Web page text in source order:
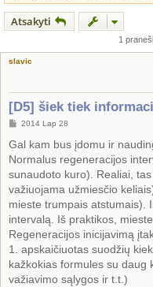
Atsakyti
1
slavic
[D5] šiek tiek
S
a
n
d
r
t
n
ė
2014 Lap 28
Gal kam bus įdomu ir
Normalus regeneracijos
sunaudoto kuro). Realiai,
važiuojama užmiesčio
mieste trumpais atstumais).
intervalą. Iš praktikos,
Regeneracijos inicijavimą
1. apskaičiuotas suodžių
kažkokias formules su daug
važiavimo sąlygos ir t.t.)